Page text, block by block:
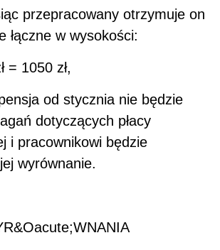
przepracowany otrzymuje on
łączne w wysokości:
= 1050 zł,
od stycznia nie będzie
dotyczących płacy
i pracownikowi będzie
wyrównanie.